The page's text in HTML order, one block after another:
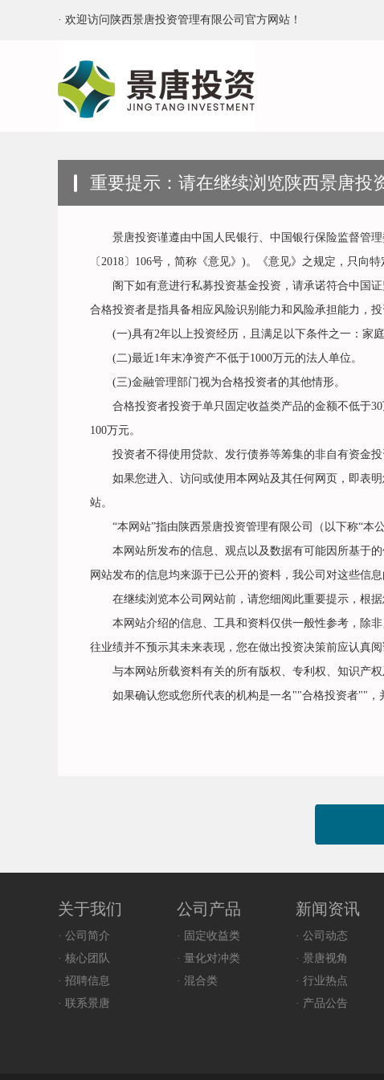
· 欢迎访问陕西景唐投资管理有限公司官方网站！
重要提示：请在继续浏览陕西景唐投
景唐投资谨遵由中国人民银行、中国银行保险监督管理
〔2018〕106号，简称《意见》)。《意见》之规定，只向
阁下如有意进行私募投资基金投资，请承诺符合中国证
合格投资者是指具备相应风险识别能力和风险承担能力，
(一)具有2年以上投资经历，且满足以下条件之一：家庭
(二)最近1年末净资产不低于1000万元的法人单位。
(三)金融管理部门视为合格投资者的其他情形。
合格投资者投资于单只固定收益类产品的金额不低于30
100万元。
投资者不得使用贷款、发行债券等筹集的非自有资金投
如果您进入、访问或使用本网站及其任何网页，即表明
站。
“本网站”指由陕西景唐投资管理有限公司（以下称“本
本网站所发布的信息、观点以及数据有可能因所基于的
网站发布的信息均来源于已公开的资料，我公司对这些信
在继续浏览本公司网站前，请您细阅此重要提示，根据
本网站介绍的信息、工具和资料仅供一般性参考，除非
往业绩并不预示其未来表现，您在做出投资决策前应认真
与本网站所载资料有关的所有版权、专利权、知识产权
如果确认您或您所代表的机构是一名""合格投资者""，
关于我们
· 公司简介
· 核心团队
· 招聘信息
· 联系景唐
公司产品
· 固定收益类
· 量化对冲类
· 混合类
新闻资讯
· 公司动态
· 景唐视角
· 行业热点
· 产品公告